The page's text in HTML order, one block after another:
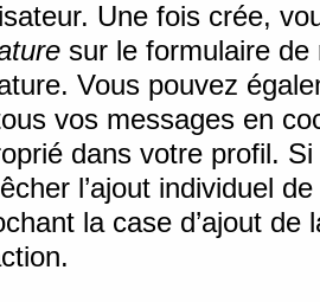
Une fois crée,
sur le formulaire de
Vous pouvez
vos messages en
dans votre profil.
l’ajout individuel
la case d’ajout